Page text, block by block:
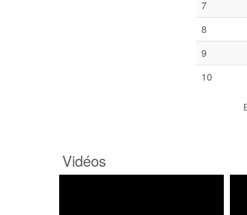
7
8
9
10
Vidéos